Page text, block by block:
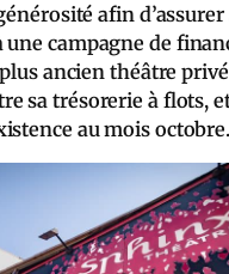
afin d’assurer
une campagne de
ancien théâtre
sa trésorerie à flots,
au mois octobre.